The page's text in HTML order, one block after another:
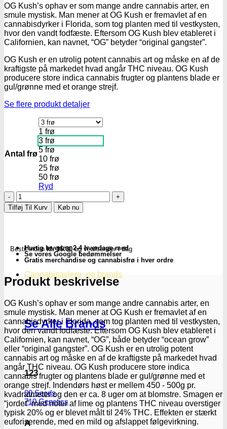
Cannabisavlere -og brands
Se Alle Brands
123
00 Seeds
710 Genetics
A
OG Kush’s ophav er som mange andre cannabis arter, en
smule mystisk. Man mener at OG Kush er fremavlet af en
cannabisdyrker i Florida, som tog planten med til vestkysten,
hvor den vandt fodfæste. Eftersom OG Kush blev etableret i
Californien, kan navnet, “OG” betyder “original gangster”.
OG Kush er en utrolig potent cannabis art og måske en af de
kraftigste på markedet hvad angår THC niveau. OG Kush
producere store indica cannabis frugter og plantens blade er
gul/grønne med et orange strejf.
Se flere produkt detaljer
Antal frø
1 frø
3 frø
5 frø
10 frø
25 frø
50 frø
Ryd
OG
Kush
fem.
Tilføj Til Kurv Køb nu
Bestil indenkl. 16.00og vi afsender i dag
Hurtig levering 2-4 hverdage med
Se vores Google bedømmelser
Gratis merchandise og cannabisfrø i hver ordre
Produkt beskrivelse
OG Kush’s ophav er som mange andre cannabis arter, en
smule mystisk. Man mener at OG Kush er fremavlet af en
cannabisdyrker i Florida, som tog planten med til vestkysten,
hvor den vandt fodfæste. Eftersom OG Kush blev etableret i
Californien, kan navnet, “OG”, både betyder “ocean grow”
eller “original gangster”. OG Kush er en utrolig potent
cannabis art og måske en af de kraftigste på markedet hvad
angår THC niveau. OG Kush producere store indica
cannabis frugter og plantens blade er gul/grønne med et
orange strejf. Indendørs høst er mellem 450 - 500g pr.
kvadratmeter og den er ca. 8 uger om at blomstre. Smagen er
“jordet” med noter af lime og plantens THC niveau overstiger
typisk 20% og er blevet målt til 24% THC. Effekten er stærkt
euforiserende, med en mild og afslappet følgevirkning.